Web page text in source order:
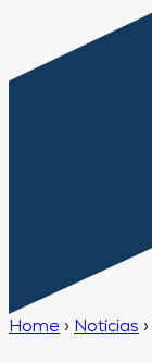
Home › Notícias ›